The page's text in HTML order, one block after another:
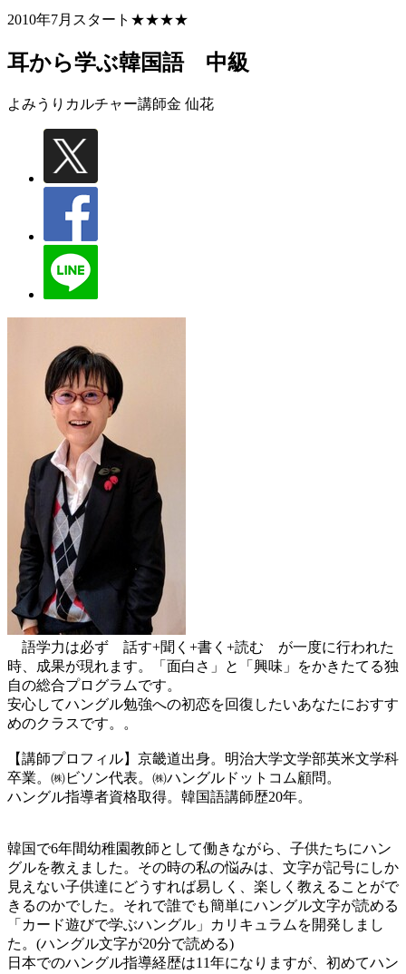
2010年7月スタート★★★★
耳から学ぶ韓国語 中級
よみうりカルチャー講師金 仙花
語学力は必ず 話す+聞く+書く+読む が一度に行われた
時、成果が現れます。「面白さ」と「興味」をかきたてる独
自の総合プログラムです。
安心してハングル勉強への初恋を回復したいあなたにおすす
めのクラスです。。
【講師プロフィル】京畿道出身。明治大学文学部英米文学科
卒業。㈱ビソン代表。㈱ハングルドットコム顧問。
ハングル指導者資格取得。韓国語講師歴20年。
韓国で6年間幼稚園教師として働きながら、子供たちにハン
グルを教えました。その時の私の悩みは、文字が記号にしか
見えない子供達にどうすれば易しく、楽しく教えることがで
きるのかでした。それで誰でも簡単にハングル文字が読める
「カード遊びで学ぶハングル」カリキュラムを開発しまし
た。(ハングル文字が20分で読める)
日本でのハングル指導経歴は11年になりますが、初めてハン